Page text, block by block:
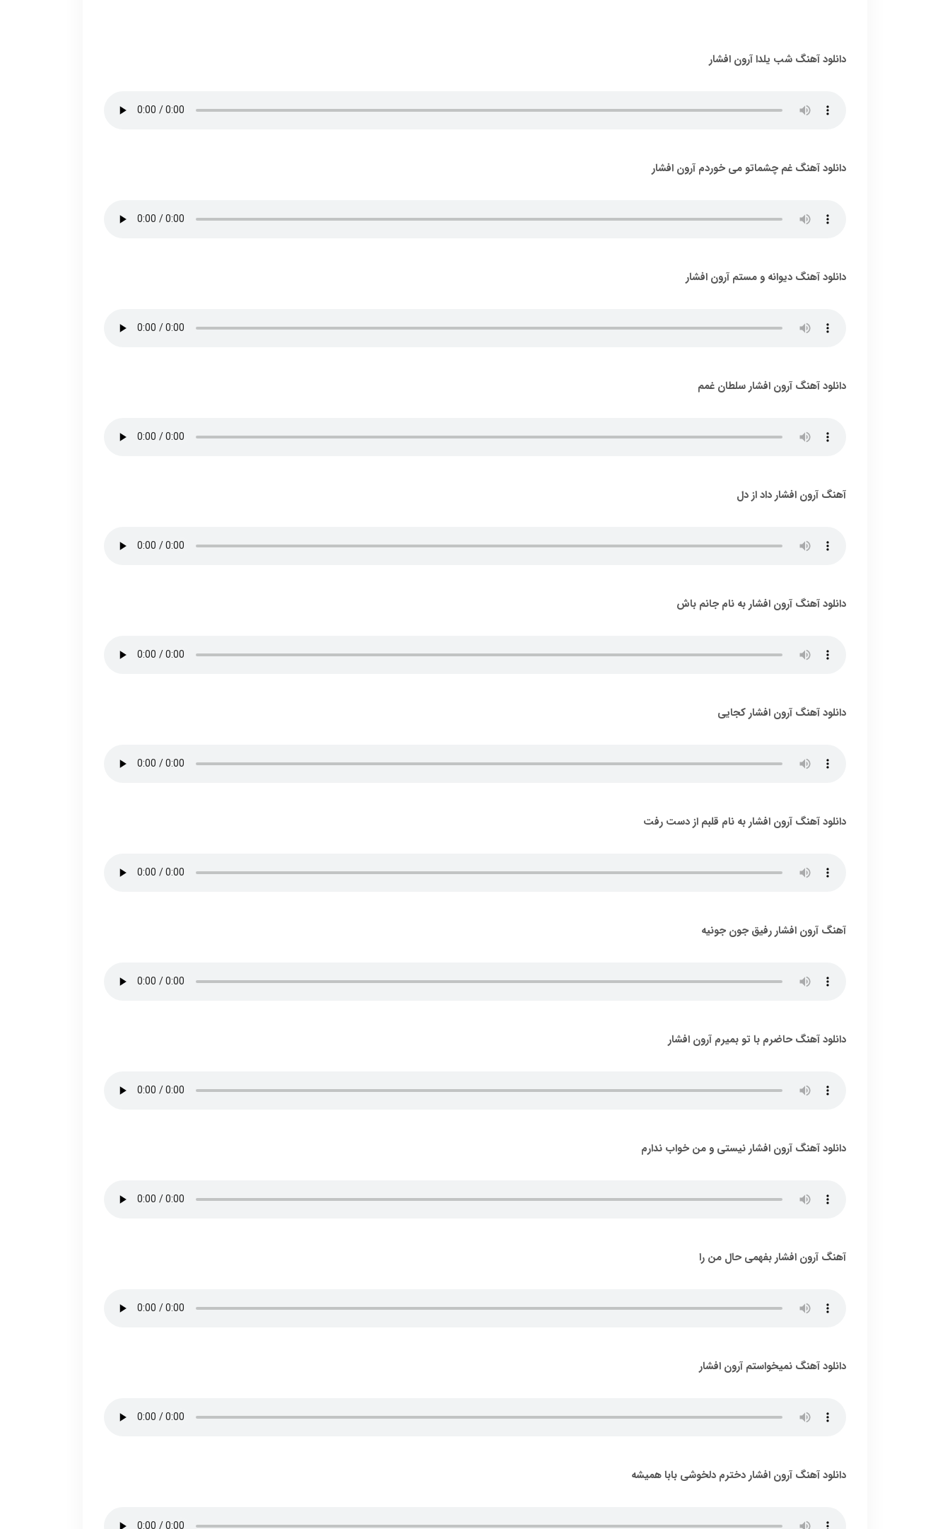
دانلود آهنگ شب یلدا آرون افشار
دانلود آهنگ غم چشماتو می خوردم آرون افشار
دانلود آهنگ دیوانه و مستم آرون افشار
دانلود آهنگ آرون افشار سلطان غمم
آهنگ آرون افشار داد از دل
دانلود آهنگ آرون افشار به نام جانم باش
دانلود آهنگ آرون افشار کجایی
دانلود آهنگ آرون افشار به نام قلبم از دست رفت
آهنگ آرون افشار رفیق جون جونیه
دانلود آهنگ حاضرم با تو بمیرم آرون افشار
دانلود آهنگ آرون افشار نیستی و من خواب ندارم
آهنگ آرون افشار بفهمی حال من را
دانلود آهنگ نمیخواستم آرون افشار
دانلود آهنگ آرون افشار دخترم دلخوشی بابا همیشه